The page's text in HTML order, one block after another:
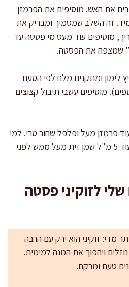
את האש. מוסיפים את הפרמזן
זה השלב שמסמיך ומבריק את
מוסיפים עוד מעט מי פסטה עד
שמצפה את הפסטה.
לימון ומתקנים מלח לפי הטעם
0–2 גרם נוספים). מוסיפים עשבי תיבול קצוצים
פרמזן מעל ופלפל שחור טרי. למי
שאוהבים, אפשר לזלף עוד 5 מ"ל שמן זית מעל ממש לפני
לזוקיני פסטה
מדי: זוקיני הוא ירק עם הרבה
ויהפוך את המנה למימית.
טעם ומרקם.